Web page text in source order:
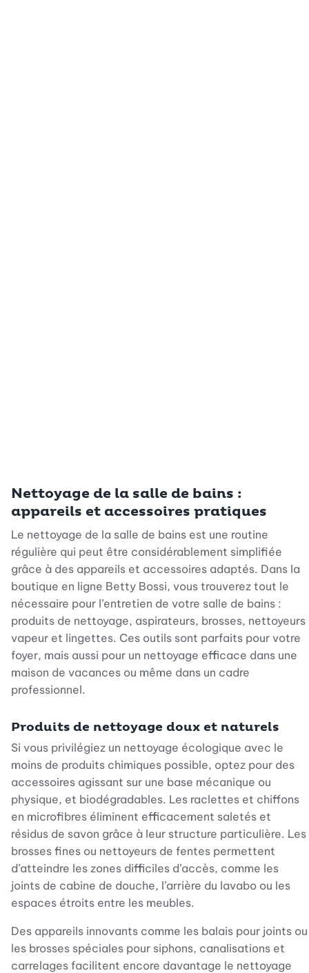
Nettoyage de la salle de bains :
appareils et accessoires pratiques
Le nettoyage de la salle de bains est une routine
régulière qui peut être considérablement simplifiée
grâce à des appareils et accessoires adaptés. Dans la
boutique en ligne Betty Bossi, vous trouverez tout le
nécessaire pour l’entretien de votre salle de bains :
produits de nettoyage, aspirateurs, brosses, nettoyeurs
vapeur et lingettes. Ces outils sont parfaits pour votre
foyer, mais aussi pour un nettoyage efficace dans une
maison de vacances ou même dans un cadre
professionnel.
Produits de nettoyage doux et naturels
Si vous privilégiez un nettoyage écologique avec le
moins de produits chimiques possible, optez pour des
accessoires agissant sur une base mécanique ou
physique, et biodégradables. Les raclettes et chiffons
en microfibres éliminent efficacement saletés et
résidus de savon grâce à leur structure particulière. Les
brosses fines ou nettoyeurs de fentes permettent
d’atteindre les zones difficiles d’accès, comme les
joints de cabine de douche, l’arrière du lavabo ou les
espaces étroits entre les meubles.
Des appareils innovants comme les balais pour joints ou
les brosses spéciales pour siphons, canalisations et
carrelages facilitent encore davantage le nettoyage